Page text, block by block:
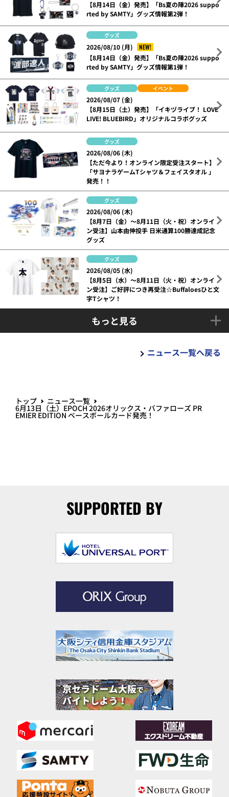
【8月14日（金）発売】「Bs夏の陣2026 suppo
rted by SAMTY」グッズ情報第2弾！
グッズ
2026/08/10 (月)
NEW!
【8月14日（金）発売】「Bs夏の陣2026 suppo
rted by SAMTY」グッズ情報第1弾！
グッズ イベント
2026/08/07 (金)
【8月15日（土）発売】「イキヅライブ！ LOVE
LIVE! BLUEBIRD」オリジナルコラボグッズ
グッズ
2026/08/06 (木)
【ただ今より！オンライン限定受注スタート】
「サヨナラゲームTシャツ＆フェイスタオル 」
発売！！
グッズ
2026/08/06 (木)
【8月7日（金）～8月11日（火・祝）オンライ
ン受注】山本由伸投手 日米通算100勝達成記念
グッズ
グッズ
2026/08/05 (水)
【8月5日（水）～8月11日（火・祝）オンライ
ン受注】ご好評につき再受注☆Buffaloesひと文
字Tシャツ！
もっと見る
ニュース一覧へ戻る
トップ ニュース一覧
6月13日（土）EPOCH 2026オリックス・バファローズ PR
EMIER EDITION ベースボールカード発売！
SUPPORTED BY